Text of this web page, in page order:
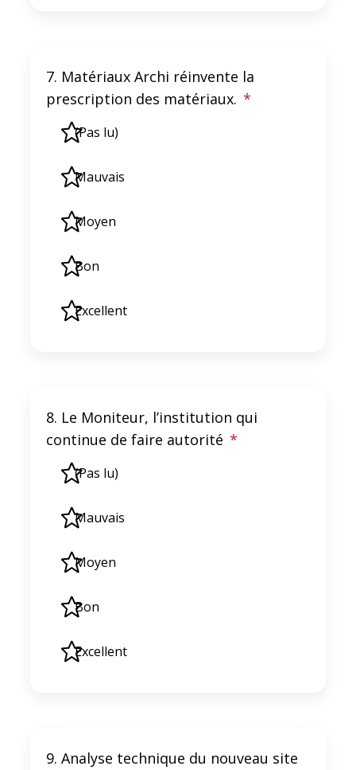
7. Matériaux Archi réinvente la
prescription des matériaux. *
(Pas lu)
Mauvais
Moyen
Bon
Excellent
8. Le Moniteur, l’institution qui
continue de faire autorité *
(Pas lu)
Mauvais
Moyen
Bon
Excellent
9. Analyse technique du nouveau site